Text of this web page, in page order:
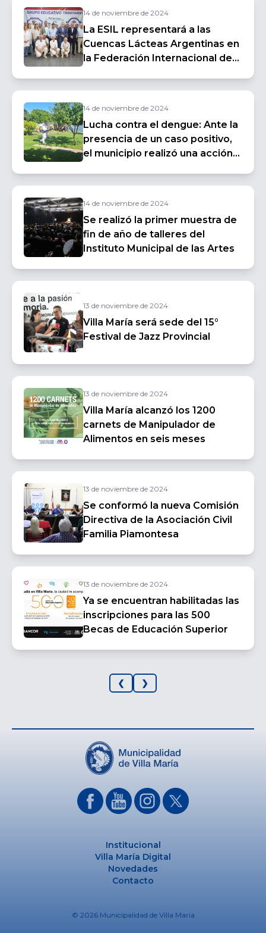
14 de noviembre de 2024
La ESIL representará a las
Cuencas Lácteas Argentinas en
la Federación Internacional de
14 de noviembre de 2024
Lucha contra el dengue: Ante la
presencia de un caso positivo,
el municipio realizó una acción
14 de noviembre de 2024
Se realizó la primer muestra de
fin de año de talleres del
Instituto Municipal de las Artes
13 de noviembre de 2024
Villa María será sede del 15°
Festival de Jazz Provincial
13 de noviembre de 2024
Villa María alcanzó los 1200
carnets de Manipulador de
Alimentos en seis meses
13 de noviembre de 2024
Se conformó la nueva Comisión
Directiva de la Asociación Civil
Familia Piamontesa
13 de noviembre de 2024
Ya se encuentran habilitadas las
inscripciones para las 500
Becas de Educación Superior
❮ ❯
Institucional
Villa María Digital
Novedades
Contacto
© 2026 Municipalidad de Villa María